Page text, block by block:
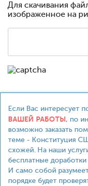
Для скачивания
изображенное на
Если Вас интересует
ВАШЕЙ РАБОТЫ, по
возможно заказать
теме - Конституция
схожей. На наши
бесплатные
И само собой
порядке будет